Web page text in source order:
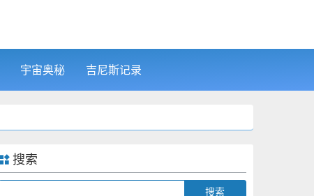
宇宙奥秘 吉尼斯记录
搜索